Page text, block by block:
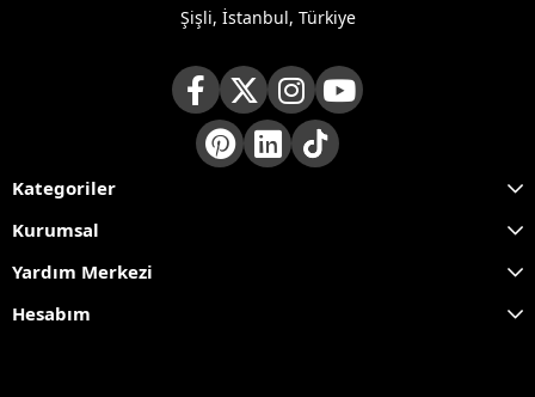
Şişli, İstanbul, Türkiye
Kategoriler
Kurumsal
Yardım Merkezi
Hesabım